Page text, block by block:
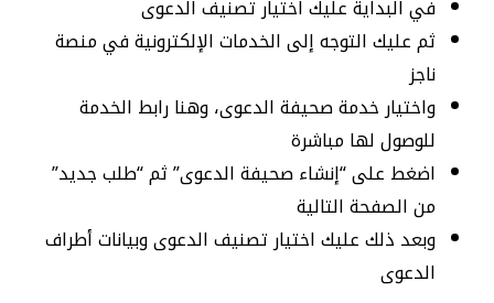
في البداية عليك اختيار تصنيف الدعوى
ثم عليك التوجه إلى الخدمات الإلكترونية في منصة
ناجز
واختيار خدمة صحيفة الدعوى، وهنا رابط الخدمة
للوصول لها مباشرة
اضغط على “إنشاء صحيفة الدعوى” ثم “طلب جديد”
من الصفحة التالية
وبعد ذلك عليك اختيار تصنيف الدعوى وبيانات أطراف
الدعوى